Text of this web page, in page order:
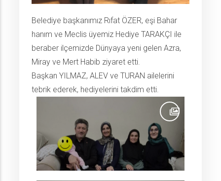
Belediye başkanımız Rıfat ÖZER, eşi Bahar
hanım ve Meclis üyemiz Hediye TARAKÇI ile
beraber ilçemizde Dünyaya yeni gelen Azra,
Miray ve Mert Habib ziyaret etti.
Başkan YILMAZ, ALEV ve TURAN ailelerini
tebrik ederek, hediyelerini takdim etti.